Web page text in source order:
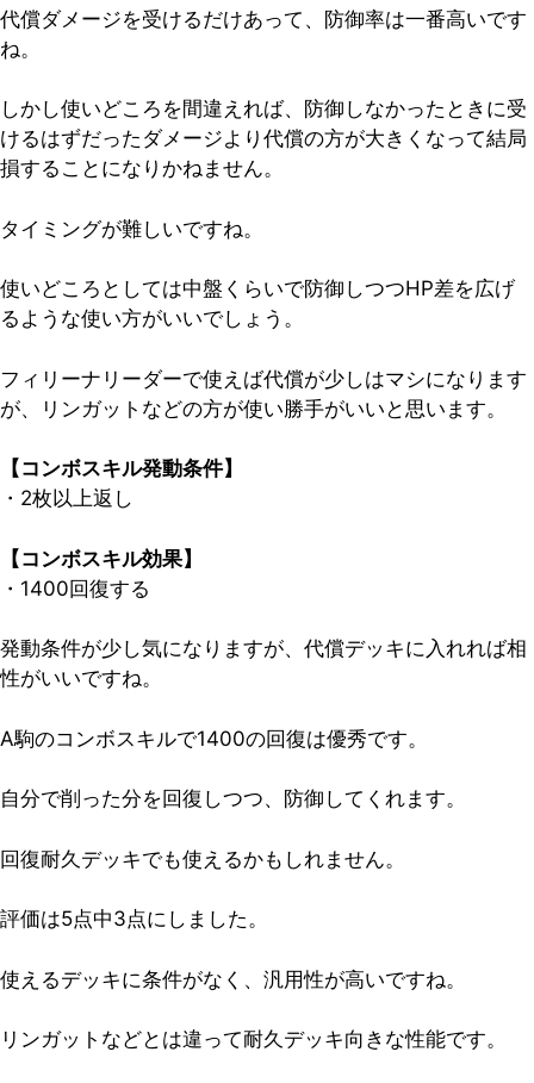
代償ダメージを受けるだけあって、防御率は一番高いです
ね。
しかし使いどころを間違えれば、防御しなかったときに受
けるはずだったダメージより代償の方が大きくなって結局
損することになりかねません。
タイミングが難しいですね。
使いどころとしては中盤くらいで防御しつつHP差を広げ
るような使い方がいいでしょう。
フィリーナリーダーで使えば代償が少しはマシになります
が、リンガットなどの方が使い勝手がいいと思います。
【コンボスキル発動条件】
・2枚以上返し
【コンボスキル効果】
・1400回復する
発動条件が少し気になりますが、代償デッキに入れれば相
性がいいですね。
A駒のコンボスキルで1400の回復は優秀です。
自分で削った分を回復しつつ、防御してくれます。
回復耐久デッキでも使えるかもしれません。
評価は5点中3点にしました。
使えるデッキに条件がなく、汎用性が高いですね。
リンガットなどとは違って耐久デッキ向きな性能です。